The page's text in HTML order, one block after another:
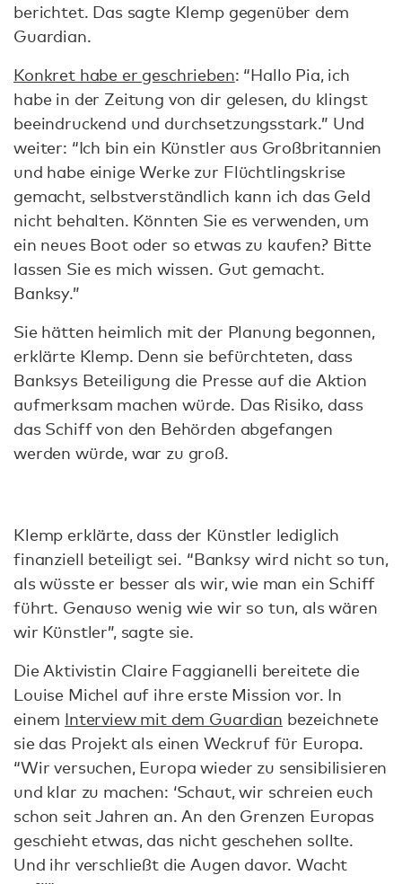
berichtet. Das sagte Klemp gegenüber dem
Guardian.
Konkret habe er geschrieben: “Hallo Pia, ich
habe in der Zeitung von dir gelesen, du klingst
beeindruckend und durchsetzungsstark.” Und
weiter: “Ich bin ein Künstler aus Großbritannien
und habe einige Werke zur Flüchtlingskrise
gemacht, selbstverständlich kann ich das Geld
nicht behalten. Könnten Sie es verwenden, um
ein neues Boot oder so etwas zu kaufen? Bitte
lassen Sie es mich wissen. Gut gemacht.
Banksy.”
Sie hätten heimlich mit der Planung begonnen,
erklärte Klemp. Denn sie befürchteten, dass
Banksys Beteiligung die Presse auf die Aktion
aufmerksam machen würde. Das Risiko, dass
das Schiff von den Behörden abgefangen
werden würde, war zu groß.
Klemp erklärte, dass der Künstler lediglich
finanziell beteiligt sei. “Banksy wird nicht so tun,
als wüsste er besser als wir, wie man ein Schiff
führt. Genauso wenig wie wir so tun, als wären
wir Künstler”, sagte sie.
Die Aktivistin Claire Faggianelli bereitete die
Louise Michel auf ihre erste Mission vor. In
einem Interview mit dem Guardian bezeichnete
sie das Projekt als einen Weckruf für Europa.
“Wir versuchen, Europa wieder zu sensibilisieren
und klar zu machen: ‘Schaut, wir schreien euch
schon seit Jahren an. An den Grenzen Europas
geschieht etwas, das nicht geschehen sollte.
Und ihr verschließt die Augen davor. Wacht